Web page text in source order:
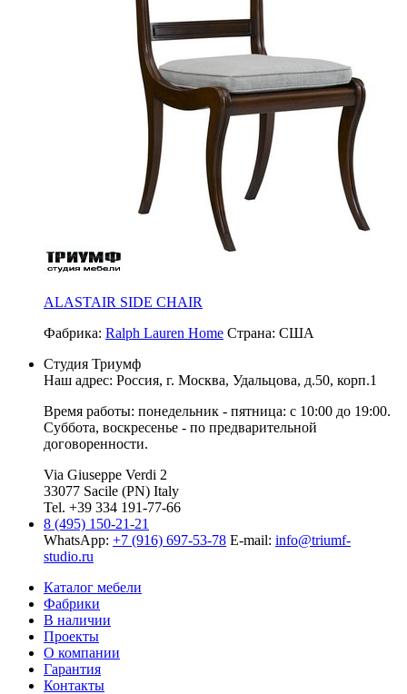
ALASTAIR SIDE CHAIR
Фабрика: Ralph Lauren Home Страна: США
Студия Триумф
Наш адрес: Россия, г. Москва, Удальцова, д.50, корп.1
Время работы: понедельник - пятница: с 10:00 до 19:00.
Суббота, воскресенье - по предварительной
договоренности.
Via Giuseppe Verdi 2
33077 Sacile (PN) Italy
Tel. +39 334 191-77-66
8 (495) 150-21-21
WhatsApp: +7 (916) 697-53-78 E-mail: info@triumf-
studio.ru
Каталог мебели
Фабрики
В наличии
Проекты
О компании
Гарантия
Контакты